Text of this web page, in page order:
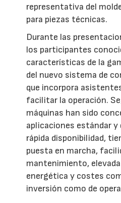
representativa del
para piezas técnicas.
Durante las
los participantes
características de la
del nuevo sistema de
que incorpora
facilitar la operación.
máquinas han sido
aplicaciones estándar y
rápida disponibilidad,
puesta en marcha,
mantenimiento,
energética y costes
inversión como de